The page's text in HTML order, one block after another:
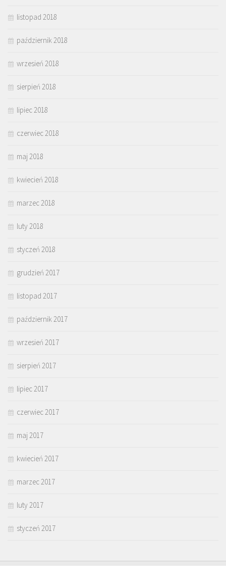
listopad 2018
październik 2018
wrzesień 2018
sierpień 2018
lipiec 2018
czerwiec 2018
maj 2018
kwiecień 2018
marzec 2018
luty 2018
styczeń 2018
grudzień 2017
listopad 2017
październik 2017
wrzesień 2017
sierpień 2017
lipiec 2017
czerwiec 2017
maj 2017
kwiecień 2017
marzec 2017
luty 2017
styczeń 2017